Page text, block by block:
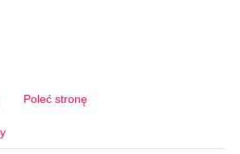
Poleć stronę